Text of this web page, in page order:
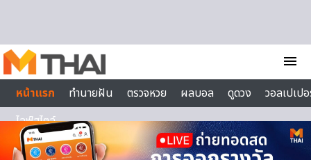
menu
หน้าแรก
ทำนายฝัน ตรวจหวย ผลบอล ดูดวง
วอลเปเป
ไลฟ์สไตล์